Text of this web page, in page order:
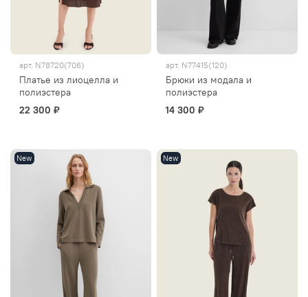
арт. N78720(706)
Платье из лиоцелла и
полиэстера
22 300 ₽
арт. N77415(120)
Брюки из модала и
полиэстера
14 300 ₽
New New